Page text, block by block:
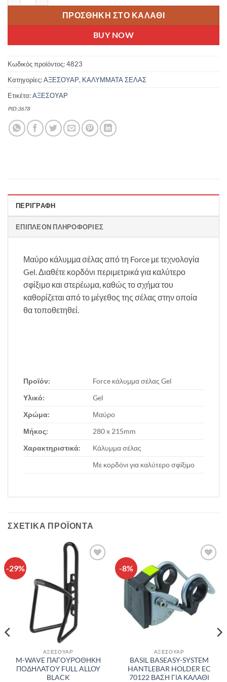
ΠΡΟΣΘΉΚΗ ΣΤΟ ΚΑΛΆΘΙ
BUY NOW
Κωδικός προϊόντος:4823
Κατηγορίες:ΑΞΕΣΟΥΑΡ, ΚΑΛΥΜΜΑΤΑ ΣΕΛΑΣ
Ετικέτα:ΑΞΕΣΟΥΑΡ
PID:3678
ΠΕΡΙΓΡΑΦΉ
ΕΠΙΠΛΈΟΝ ΠΛΗΡΟΦΟΡΊΕΣ
Μαύρο κάλυμμα σέλας από τη Force με τεχνολογία
Gel. Διαθέτε κορδόνι περιμετρικά για καλύτερο
σφίξιμο και στερέωμα, καθώς το σχήμα του
καθορίζεται από το μέγεθος της σέλας στην οποία
θα τοποθετηθεί.
Προϊόν:
Force κάλυμμα σέλας Gel
Υλικό:
Gel
Χρώμα:
Μαύρο
Μήκος:
280 x 215mm
Χαρακτηριστικά:
Κάλυμμα σέλας
Με κορδόνι για καλύτερο σφίξιμο
ΣΧΕΤΙΚΆ ΠΡΟΪΌΝΤΑ
-29%
ΑΞΕΣΟΥΑΡ
M-WAVE ΠΑΓΟΥΡΟΘΗΚΗ
ΠΟΔΗΛΑΤΟΥ FULL ALLOY
BLACK
-8%
στην λίστα
επιθυμιών
ΑΞΕΣΟΥΑΡ
BASIL BASEASY-SYSTEM
HANTLEBAR HOLDER EC
70122 ΒΑΣΗ ΓΙΑ ΚΑΛΑΘΙ